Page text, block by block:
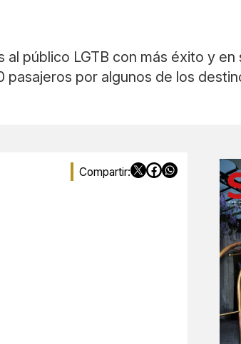
público LGTB con más éxito y en
por algunos de los